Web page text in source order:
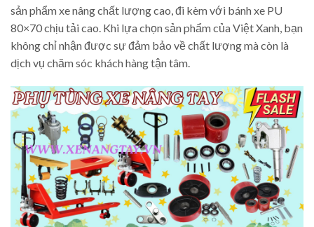
sản phẩm xe nâng chất lượng cao, đi kèm với bánh xe PU
80×70 chịu tải cao. Khi lựa chọn sản phẩm của Việt Xanh, bạn
không chỉ nhận được sự đảm bảo về chất lượng mà còn là
dịch vụ chăm sóc khách hàng tận tâm.